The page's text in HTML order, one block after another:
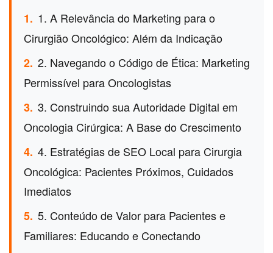
1. 1. A Relevância do Marketing para o
Cirurgião Oncológico: Além da Indicação
2. 2. Navegando o Código de Ética: Marketing
Permissível para Oncologistas
3. 3. Construindo sua Autoridade Digital em
Oncologia Cirúrgica: A Base do Crescimento
4. 4. Estratégias de SEO Local para Cirurgia
Oncológica: Pacientes Próximos, Cuidados
Imediatos
5. 5. Conteúdo de Valor para Pacientes e
Familiares: Educando e Conectando